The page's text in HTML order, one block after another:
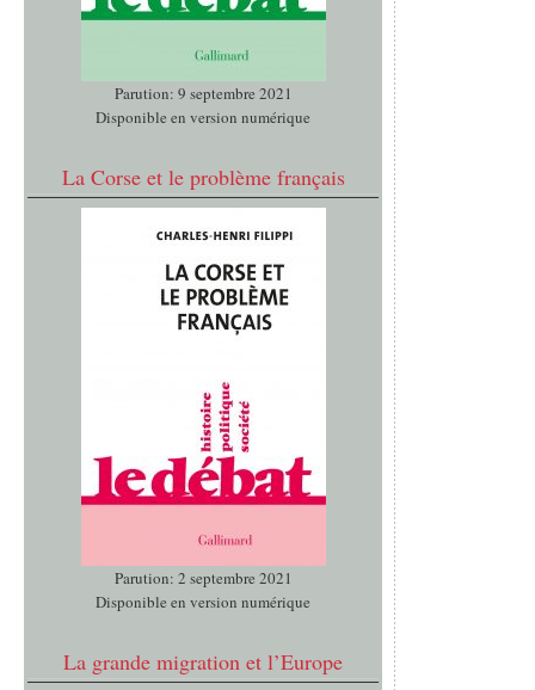
Parution: 9 septembre 2021
Disponible en version numérique
La Corse et le problème français
Parution: 2 septembre 2021
Disponible en version numérique
La grande migration et l’Europe